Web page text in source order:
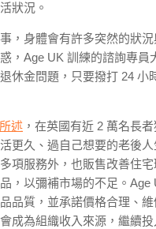
狀況。
，身體會有許多突然的狀
，Age UK 訓練的諮詢專員
休金問題，只要撥打 24 小
所述 ，在英國有近 2 萬名長
更久、過自己想要的老後
項服務外，也販售改善住
，以彌補市場的不足。Age
品質，並承諾價格合理、維
成為組織收入來源，繼續投